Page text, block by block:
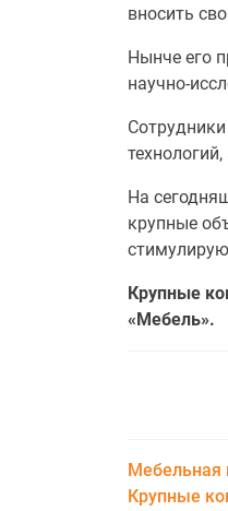
вносить
Нынче его
научно-
На
крупные
Крупные
«Мебель».
Мебельная
Крупные